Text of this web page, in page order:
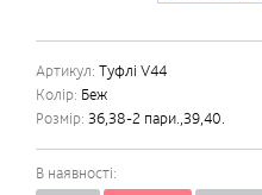
Артикул: Туфлі V44
Колір: Беж
Розмір: 36,38-2 пари.,39,40.
В наявності: